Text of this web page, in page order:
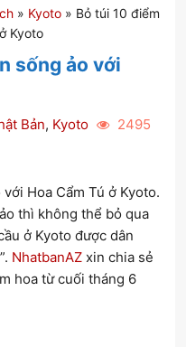
» Kyoto » Bỏ túi 10 điểm
Kyoto
sống ảo với
Bản, Kyoto
2495
Hoa Cẩm Tú ở Kyoto.
thì không thể bỏ qua
ở Kyoto được dân
NhatbanAZ xin chia sẻ
hoa từ cuối tháng 6